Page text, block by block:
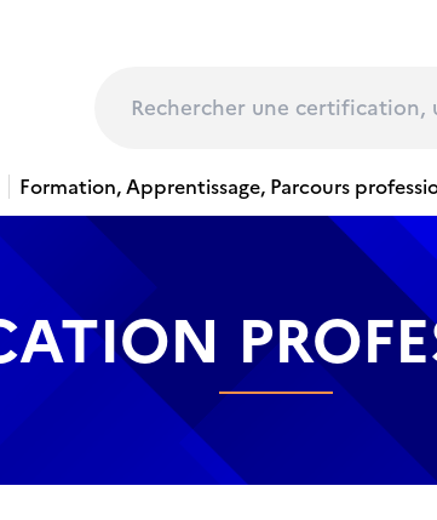
Formation, Apprentissage, Parcours